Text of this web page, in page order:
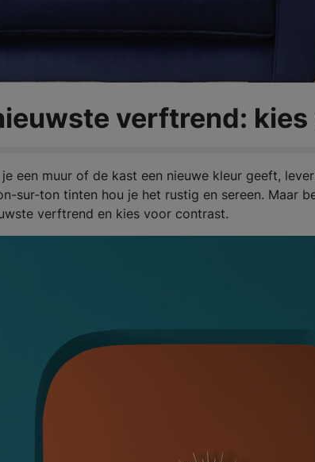
verftrend:
je een muur of de kast een nieuwe kleur geeft,
sur-ton tinten hou je het rustig en sereen. Maar
verftrend en kies voor contrast.